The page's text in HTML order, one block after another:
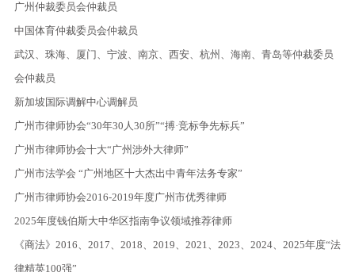
广州仲裁委员会仲裁员
中国体育仲裁委员会仲裁员
武汉、珠海、厦门、宁波、南京、西安、杭州、海南、青岛等仲裁委员
会仲裁员
新加坡国际调解中心调解员
广州市律师协会“30年30人30所”“搏·竞标争先标兵”
广州市律师协会十大“广州涉外大律师”
广州市法学会 “广州地区十大杰出中青年法务专家”
广州市律师协会2016-2019年度广州市优秀律师
2025年度钱伯斯大中华区指南争议领域推荐律师
《商法》2016、2017、2018、2019、2021、2023、2024、2025年度“法
律精英100强”